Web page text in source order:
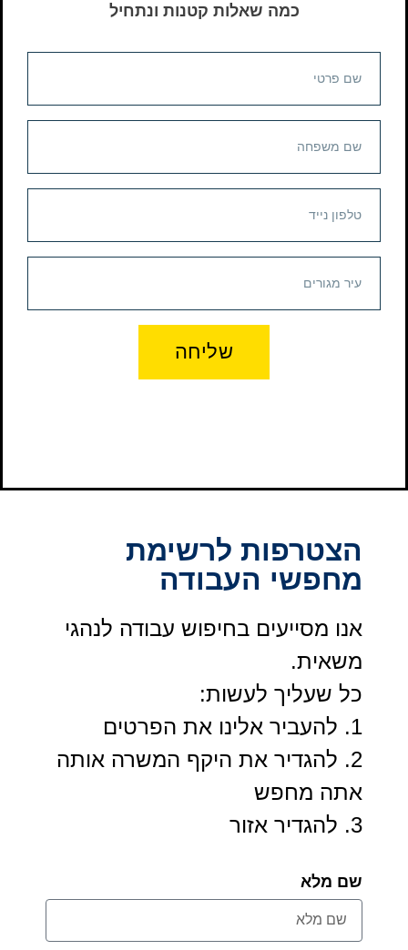
כמה שאלות קטנות ונתחיל
שליחה
הצטרפות לרשימת
מחפשי העבודה
אנו מסייעים בחיפוש עבודה לנהגי
משאית.
כל שעליך לעשות:
1. להעביר אלינו את הפרטים
2. להגדיר את היקף המשרה אותה
אתה מחפש
3. להגדיר אזור
שם מלא